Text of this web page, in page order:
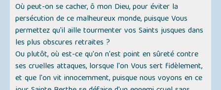
Où peut-on se cacher, ô mon Dieu, pour éviter la
persécution de ce malheureux monde, puisque Vous
permettez qu'il aille tourmenter vos Saints jusques dans
les plus obscures retraites ?
Ou plutôt, où est-ce qu'on n'est point en sûreté contre
ses cruelles attaques, lorsque l'on Vous sert fidèlement,
et que l'on vit innocemment, puisque nous voyons en ce